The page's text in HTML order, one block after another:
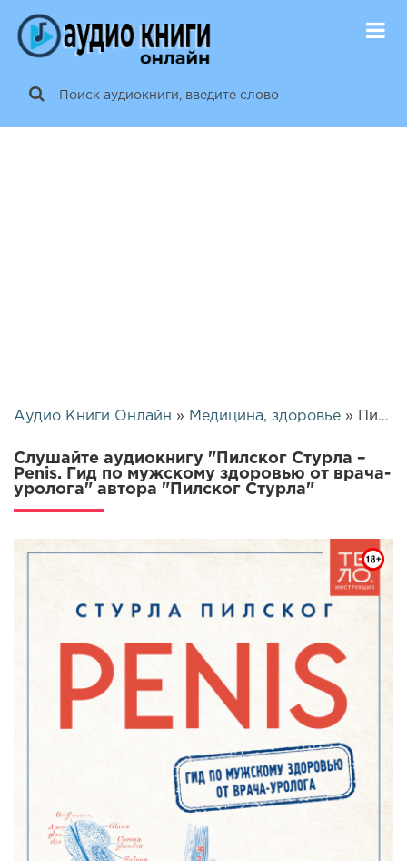
Аудио Книги Онлайн » Медицина, здоровье » Пилског Стурла – Penis. Гид по мужскому здоровью от врача-уролога | 25580
Слушайте аудиокнигу "Пилског Стурла –
Penis. Гид по мужскому здоровью от врача-
уролога" автора "Пилског Стурла"